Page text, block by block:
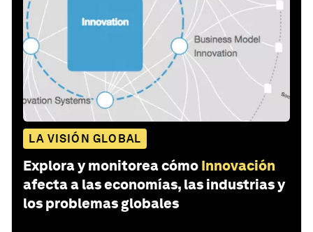
LA VISIÓN GLOBAL
Explora y monitorea cómo Innovación
afecta a las economías, las industrias y
los problemas globales